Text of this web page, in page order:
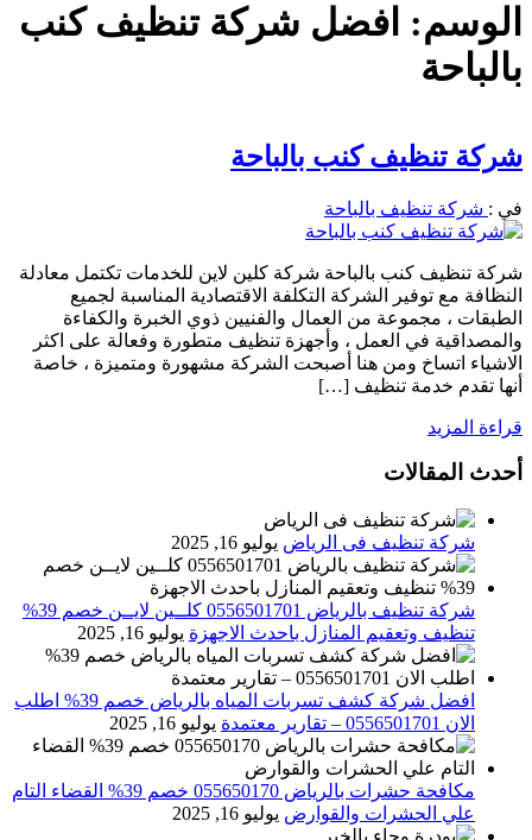
الوسم: افضل شركة تنظيف كنب
بالباحة
شركة تنظيف كنب بالباحة
في : شركة تنظيف بالباحة
شركة تنظيف كنب بالباحة شركة كلين لاين للخدمات تكتمل معادلة
النظافة مع توفير الشركة التكلفة الاقتصادية المناسبة لجميع
الطبقات ، مجموعة من العمال والفنيين ذوي الخبرة والكفاءة
والمصداقية في العمل ، وأجهزة تنظيف متطورة وفعالة على اكثر
الاشياء اتساخ ومن هنا أصبحت الشركة مشهورة ومتميزة ، خاصة
أنها تقدم خدمة تنظيف […]
قراءة المزيد
أحدث المقالات
شركة تنظيف فى الرياض يوليو 16, 2025
شركة تنظيف بالرياض 0556501701 كلــين لايــن خصم 39%
تنظيف وتعقيم المنازل باحدث الاجهزة يوليو 16, 2025
افضل شركة كشف تسربات المياه بالرياض خصم 39% اطلب
الان 0556501701‬‏ – تقارير معتمدة
يوليو 16, 2025
مكافحة حشرات بالرياض 055650170 خصم 39% القضاء التام
علي الحشرات والقوارض يوليو 16, 2025